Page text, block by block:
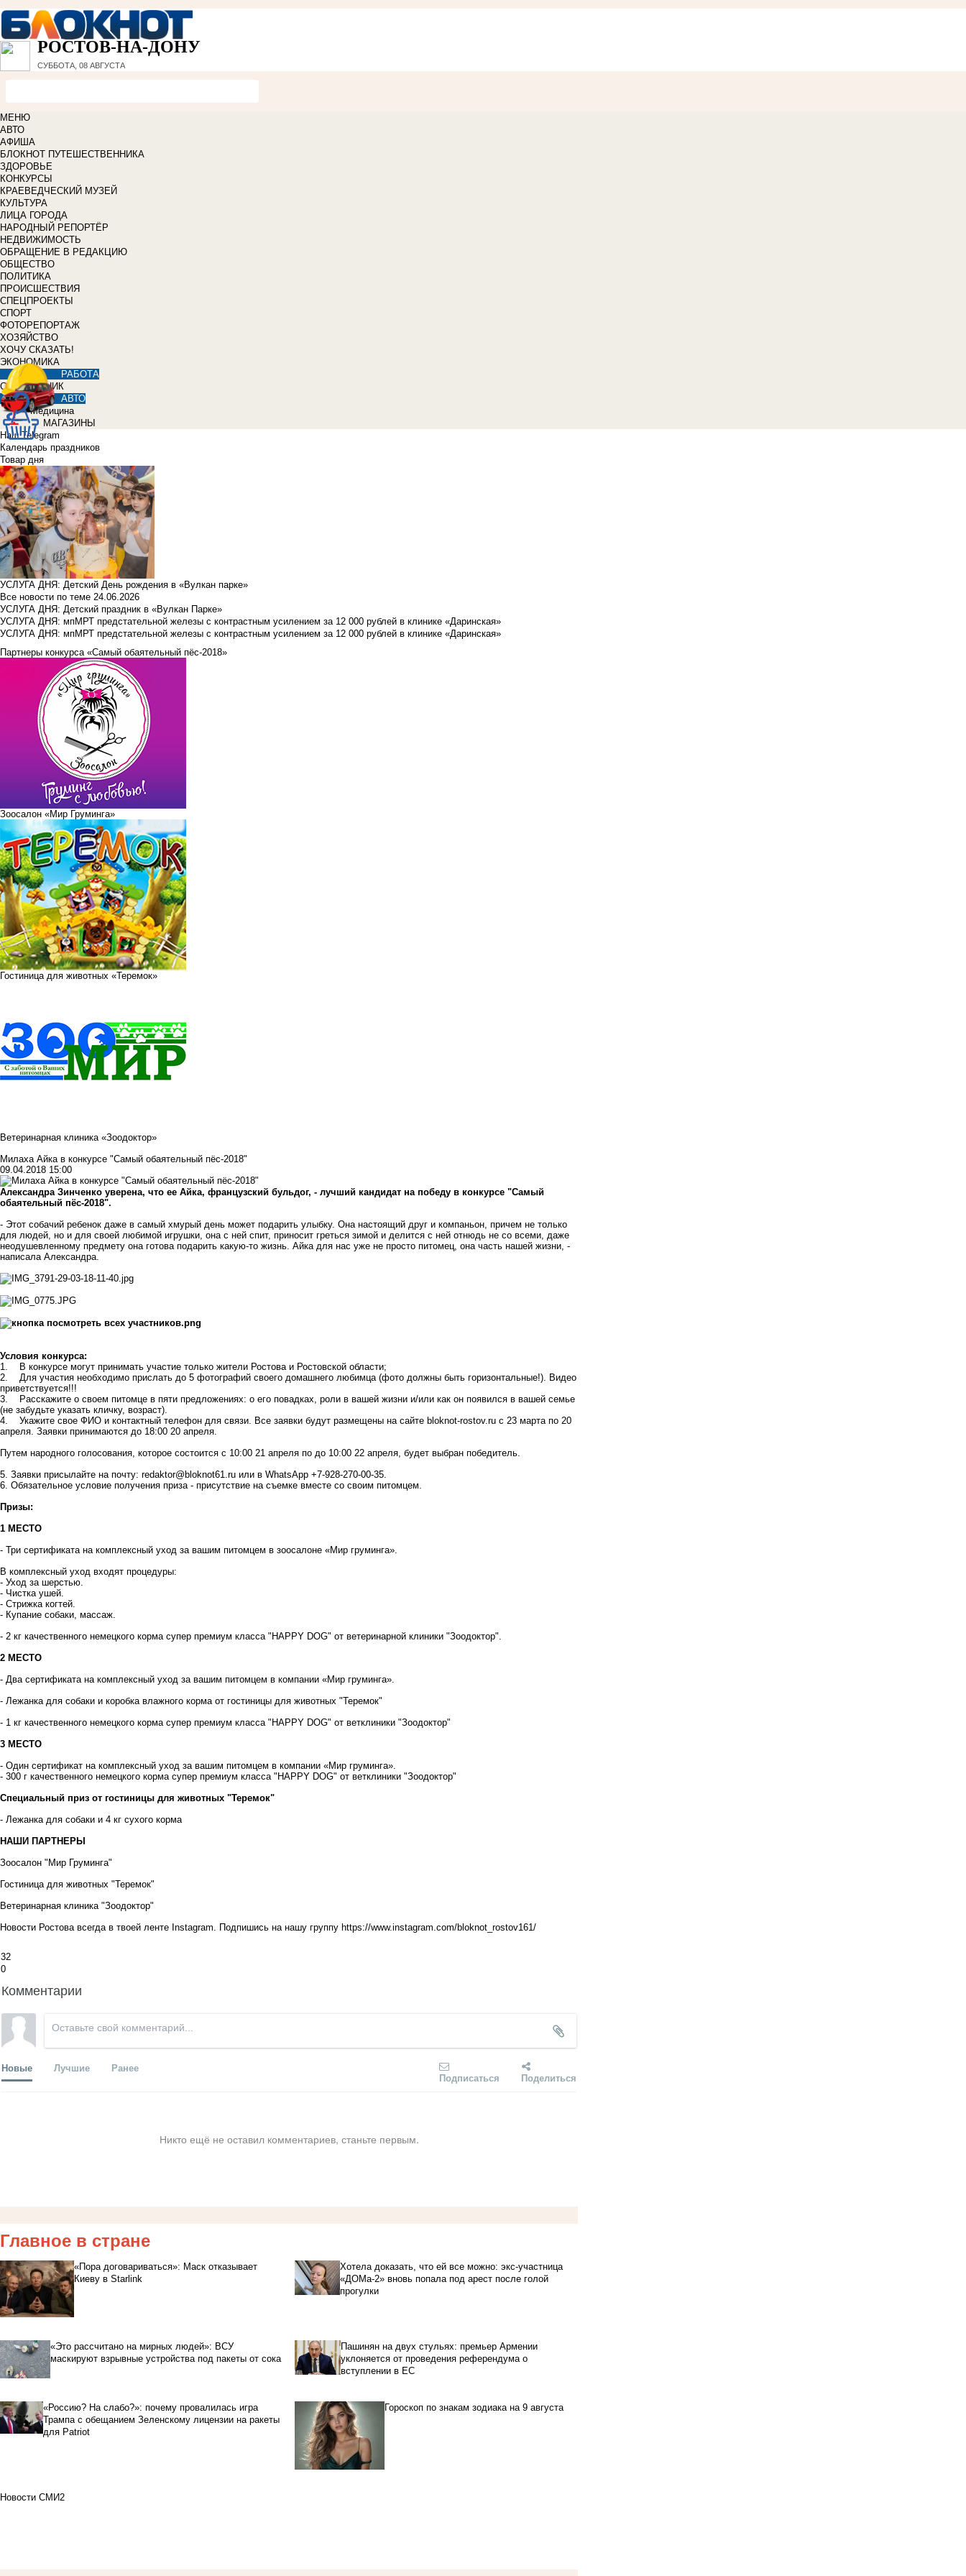
РОСТОВ-НА-ДОНУ
СУББОТА, 08 АВГУСТА
МЕНЮ
АВТО
АФИША
БЛОКНОТ ПУТЕШЕСТВЕННИКА
ЗДОРОВЬЕ
КОНКУРСЫ
КРАЕВЕДЧЕСКИЙ МУЗЕЙ
КУЛЬТУРА
ЛИЦА ГОРОДА
НАРОДНЫЙ РЕПОРТЁР
НЕДВИЖИМОСТЬ
ОБРАЩЕНИЕ В РЕДАКЦИЮ
ОБЩЕСТВО
ПОЛИТИКА
ПРОИСШЕСТВИЯ
СПЕЦПРОЕКТЫ
СПОРТ
ФОТОРЕПОРТАЖ
ХОЗЯЙСТВО
ХОЧУ СКАЗАТЬ!
ЭКОНОМИКА
РАБОТА
СПРАВОЧНИК
АВТО
Медицина
МАГАЗИНЫ
Наш Telegram
Календарь праздников
Товар дня
УСЛУГА ДНЯ: Детский День рождения в «Вулкан парке»
Все новости по теме 24.06.2026
УСЛУГА ДНЯ: Детский праздник в «Вулкан Парке»
УСЛУГА ДНЯ: мпМРТ предстательной железы с контрастным усилением за 12 000 рублей в клинике «Даринская»
УСЛУГА ДНЯ: мпМРТ предстательной железы с контрастным усилением за 12 000 рублей в клинике «Даринская»
Партнеры конкурса «Самый обаятельный пёс-2018»
Зоосалон «Мир Груминга»
Гостиница для животных «Теремок»
Ветеринарная клиника «Зоодоктор»
Милаха Айка в конкурсе "Самый обаятельный пёс-2018"
09.04.2018 15:00
Александра Зинченко уверена, что ее Айка, французский бульдог, - лучший кандидат на победу в конкурсе "Самый
обаятельный пёс-2018".
- Этот собачий ребенок даже в самый хмурый день может подарить улыбку. Она настоящий друг и компаньон, причем не только
для людей, но и для своей любимой игрушки, она с ней спит, приносит греться зимой и делится с ней отнюдь не со всеми, даже
неодушевленному предмету она готова подарить какую-то жизнь. Айка для нас уже не просто питомец, она часть нашей жизни, -
написала Александра.
Условия конкурса:
1. В конкурсе могут принимать участие только жители Ростова и Ростовской области;
2. Для участия необходимо прислать до 5 фотографий своего домашнего любимца (фото должны быть горизонтальные!). Видео
приветствуется!!!
3. Расскажите о своем питомце в пяти предложениях: о его повадках, роли в вашей жизни и/или как он появился в вашей семье
(не забудьте указать кличку, возраст).
4. Укажите свое ФИО и контактный телефон для связи. Все заявки будут размещены на сайте bloknot-rostov.ru с 23 марта по 20
апреля. Заявки принимаются до 18:00 20 апреля.
Путем народного голосования, которое состоится с 10:00 21 апреля по до 10:00 22 апреля, будет выбран победитель.
5. Заявки присылайте на почту: redaktor@bloknot61.ru или в WhatsApp +7-928-270-00-35.
6. Обязательное условие получения приза - присутствие на съемке вместе со своим питомцем.
Призы:
1 МЕСТО
- Три сертификата на комплексный уход за вашим питомцем в зоосалоне «Мир груминга».
В комплексный уход входят процедуры:
- Уход за шерстью.
- Чистка ушей.
- Стрижка когтей.
- Купание собаки, массаж.
- 2 кг качественного немецкого корма супер премиум класса "HAPPY DOG" от ветеринарной клиники "Зоодоктор".
2 МЕСТО
- Два сертификата на комплексный уход за вашим питомцем в компании «Мир груминга».
- Лежанка для собаки и коробка влажного корма от гостиницы для животных "Теремок"
- 1 кг качественного немецкого корма супер премиум класса "HAPPY DOG" от ветклиники "Зоодоктор"
3 МЕСТО
- Один сертификат на комплексный уход за вашим питомцем в компании «Мир груминга».
- 300 г качественного немецкого корма супер премиум класса "HAPPY DOG" от ветклиники "Зоодоктор"
Специальный приз от гостиницы для животных "Теремок"
- Лежанка для собаки и 4 кг сухого корма
НАШИ ПАРТНЕРЫ
Зоосалон "Мир Груминга"
Гостиница для животных "Теремок"
Ветеринарная клиника "Зоодоктор"
Новости Ростова всегда в твоей ленте Instagram. Подпишись на нашу группу https://www.instagram.com/bloknot_rostov161/
32
0
Комментарии
Новые Лучшие Ранее
Подписаться Поделиться
Никто ещё не оставил комментариев, станьте первым.
Главное в стране
«Пора договариваться»: Маск отказывает
Киеву в Starlink
Хотела доказать, что ей все можно: экс-участница
«ДОМа-2» вновь попала под арест после голой
прогулки
«Это рассчитано на мирных людей»: ВСУ
маскируют взрывные устройства под пакеты от сока
Пашинян на двух стульях: премьер Армении
уклоняется от проведения референдума о
вступлении в ЕС
«Россию? На слабо?»: почему провалилась игра
Трампа с обещанием Зеленскому лицензии на ракеты
для Patriot
Гороскоп по знакам зодиака на 9 августа
Новости СМИ2